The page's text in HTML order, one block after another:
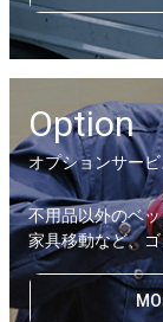
Option
オプションサー
不用品以外のベ
家具移動など、